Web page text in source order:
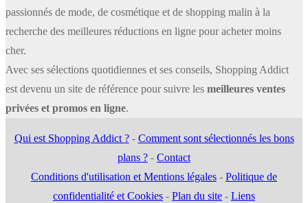
passionnés de mode, de cosmétique et de shopping malin à la
recherche des meilleures réductions en ligne pour acheter moins
cher.
Avec ses sélections quotidiennes et ses conseils, Shopping Addict
est devenu un site de référence pour suivre les meilleures ventes
privées et promos en ligne.
Qui est Shopping Addict ?- Comment sont sélectionnés les bons
plans ? - Contact
Conditions d'utilisation et Mentions légales - Politique de
confidentialité et Cookies - Plan du site - Liens